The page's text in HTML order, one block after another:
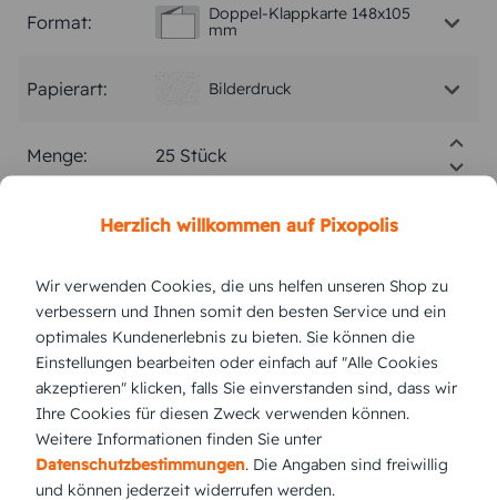
Format:
Doppel-Klappkarte 148x105
mm
Papierart: Bilderdruck
Menge:
Stückpreis: 2,75 €
Gesamtpreis: 68,75 € Inkl. MwSt. zzgl. Versand
Versand vsl. Dienstag, 11.8.2026
jetzt gestalten
Herzlich willkommen auf Pixopolis
Wir verwenden Cookies, die uns helfen unseren Shop zu
verbessern und Ihnen somit den besten Service und ein
optimales Kundenerlebnis zu bieten. Sie können die
Einstellungen bearbeiten oder einfach auf "Alle Cookies
akzeptieren" klicken, falls Sie einverstanden sind, dass wir
Ihre Cookies für diesen Zweck verwenden können.
Weitere Informationen finden Sie unter
Datenschutzbestimmungen. Die Angaben sind freiwillig
und können jederzeit widerrufen werden.